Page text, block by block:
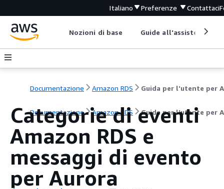
Italiano Preferenze Contattaci
Nozioni di base Guide all'assistenza
Documentazione Amazon RDS
Documentazione Amazon RDS Guida per l'utente per
Categorie di eventi
Amazon RDS e
messaggi di evento
per Aurora